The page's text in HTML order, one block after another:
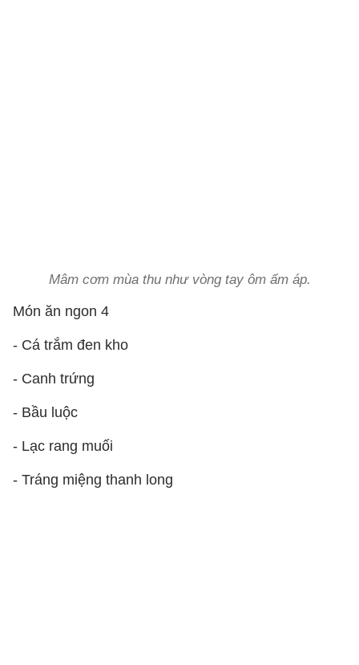
Mâm cơm mùa thu như vòng tay ôm ấm áp.
Món ăn ngon 4
- Cá trắm đen kho
- Canh trứng
- Bầu luộc
- Lạc rang muối
- Tráng miệng thanh long